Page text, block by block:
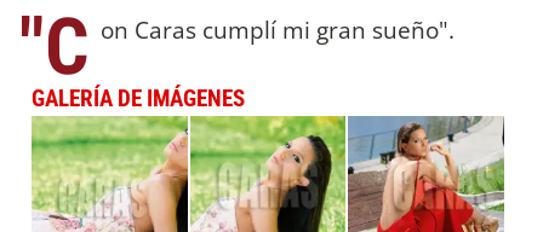
"C on Caras cumplí mi gran sueño".
GALERÍA DE IMÁGENES